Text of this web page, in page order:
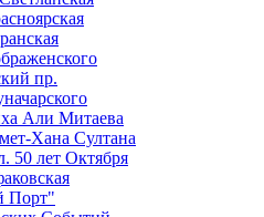
пр.
Али Митаева
Хана Султана
50 лет Октября
Порт"